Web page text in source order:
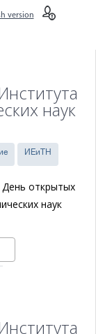
version
наук
ИЕиТН
День открытых
наук